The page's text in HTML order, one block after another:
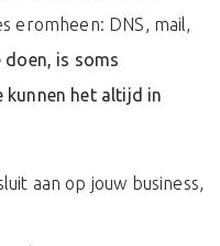
eromheen: DNS, mail,
doen, is soms
kunnen het altijd in
aan op jouw business,